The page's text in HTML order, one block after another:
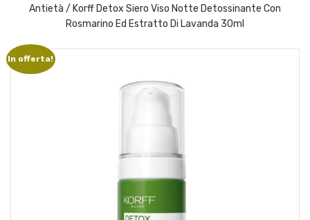
Antietà / Korff Detox Siero Viso Notte Detossinante Con
Rosmarino Ed Estratto Di Lavanda 30ml
In offerta!